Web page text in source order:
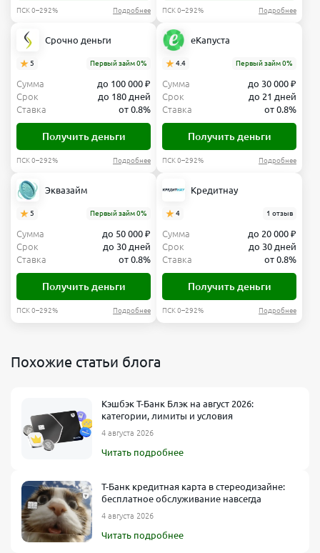
ПСК 0–292% Подробнее ПСК 0–292% Подробнее
Срочно деньги
5 Первый займ 0%
Сумма
до 100 000 ₽
Срок
до 180 дней
Ставка
от 0.8%
Получить деньги
ПСК 0–292% Подробнее
еКапуста
4.4 Первый займ 0%
Сумма
до 30 000 ₽
Срок
до 21 дней
Ставка
от 0.8%
Получить деньги
ПСК 0–292% Подробнее
Эквазайм
5 Первый займ 0%
Сумма
до 50 000 ₽
Срок
до 30 дней
Ставка
от 0.8%
Получить деньги
ПСК 0–292% Подробнее
Кредитнау
4 1 отзыв
Сумма
до 20 000 ₽
Срок
до 30 дней
Ставка
от 0.8%
Получить деньги
ПСК 0–292% Подробнее
Похожие статьи блога
Кэшбэк Т-Банк Блэк на август 2026:
категории, лимиты и условия
4 августа 2026
Читать подробнее
Т-Банк кредитная карта в стереодизайне:
бесплатное обслуживание навсегда
4 августа 2026
Читать подробнее